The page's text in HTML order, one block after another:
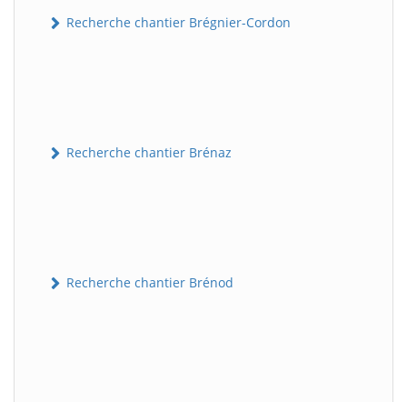
Recherche chantier Brégnier-Cordon
Recherche chantier Brénaz
Recherche chantier Brénod